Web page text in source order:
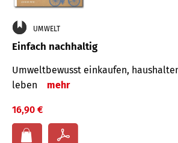
UMWELT
Einfach nachhaltig
Umweltbewusst einkaufen,
leben
mehr
16,90 €